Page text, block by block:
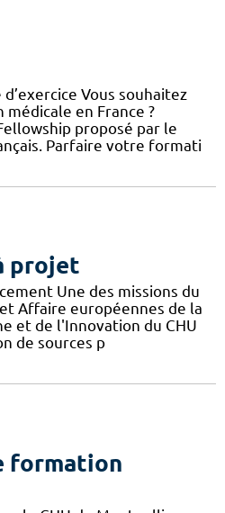
Vous souhaitez
en France ?
proposé par le
Parfaire votre formati
projet
Une des missions du
Affaire européennes de la
et de l'Innovation du CHU
de sources p
formation